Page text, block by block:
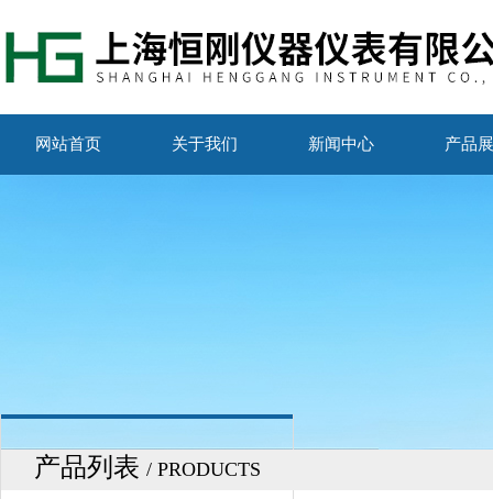
网站首页 关于我们 新闻中心 产品
产品列表 / PRODUCTS